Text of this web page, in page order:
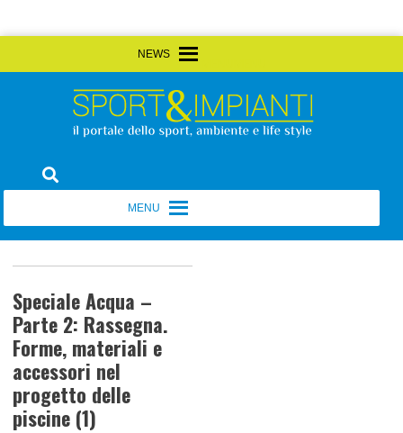
to
Sport&Impianti
Speciale Acqua –
Parte 2: Rassegna.
Forme, materiali e
accessori nel
progetto delle
piscine (1)